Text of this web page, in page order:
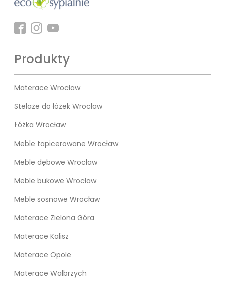
Produkty
Materace Wrocław
Stelaże do łóżek Wrocław
Łóżka Wrocław
Meble tapicerowane Wrocław
Meble dębowe Wrocław
Meble bukowe Wrocław
Meble sosnowe Wrocław
Materace Zielona Góra
Materace Kalisz
Materace Opole
Materace Wałbrzych